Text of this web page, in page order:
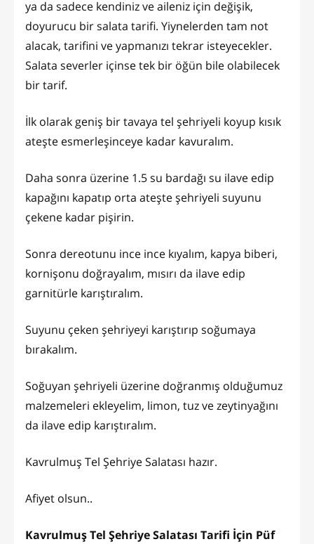
ya da sadece kendiniz ve aileniz için değişik,
doyurucu bir salata tarifi. Yiynelerden tam not
alacak, tarifini ve yapmanızı tekrar isteyecekler.
Salata severler içinse tek bir öğün bile olabilecek
bir tarif.
İlk olarak geniş bir tavaya tel şehriyeli koyup kısık
ateşte esmerleşinceye kadar kavuralım.
Daha sonra üzerine 1.5 su bardağı su ilave edip
kapağını kapatıp orta ateşte şehriyeli suyunu
çekene kadar pişirin.
Sonra dereotunu ince ince kıyalım, kapya biberi,
kornişonu doğrayalım, mısırı da ilave edip
garnitürle karıştıralım.
Suyunu çeken şehriyeyi karıştırıp soğumaya
bırakalım.
Soğuyan şehriyeli üzerine doğranmış olduğumuz
malzemeleri ekleyelim, limon, tuz ve zeytinyağını
da ilave edip karıştıralım.
Kavrulmuş Tel Şehriye Salatası hazır.
Afiyet olsun..
Kavrulmuş Tel Şehriye Salatası Tarifi İçin Püf